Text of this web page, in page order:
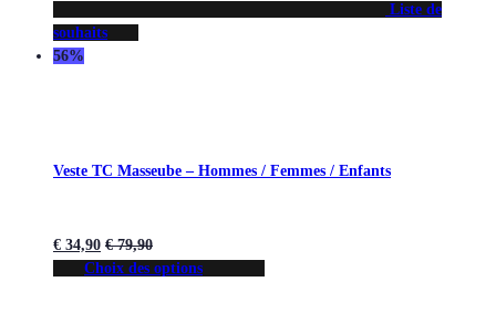
Liste de
souhaits
56%
Veste TC Masseube – Hommes / Femmes / Enfants
€ 34,90 €79,90
Choix des options